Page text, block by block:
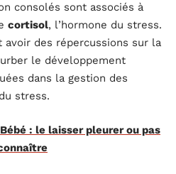
consolés sont associés à
cortisol, l’hormone du stress.
des répercussions sur la
le développement
dans la gestion des
stress.
Bébé : le laisser pleurer ou pas